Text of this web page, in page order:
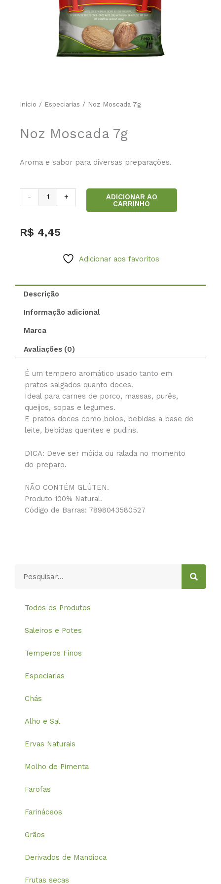
Início / Especiarias / Noz Moscada 7g
Noz Moscada 7g
Aroma e sabor para diversas preparações.
-
Moscada
quantidade
+ ADICIONAR AO
CARRINHO
R$ 4,45
Adicionar aos favoritos
Descrição
Informação adicional
Marca
Avaliações (0)
É um tempero aromático usado tanto em
pratos salgados quanto doces.
Ideal para carnes de porco, massas, purês,
queijos, sopas e legumes.
E pratos doces como bolos, bebidas a base de
leite, bebidas quentes e pudins.
DICA: Deve ser móida ou ralada no momento
do preparo.
NÃO CONTÉM GLÚTEN.
Produto 100% Natural.
Código de Barras: 7898043580527
Todos os Produtos
Saleiros e Potes
Temperos Finos
Especiarias
Chás
Alho e Sal
Ervas Naturais
Molho de Pimenta
Farofas
Farináceos
Grãos
Derivados de Mandioca
Frutas secas